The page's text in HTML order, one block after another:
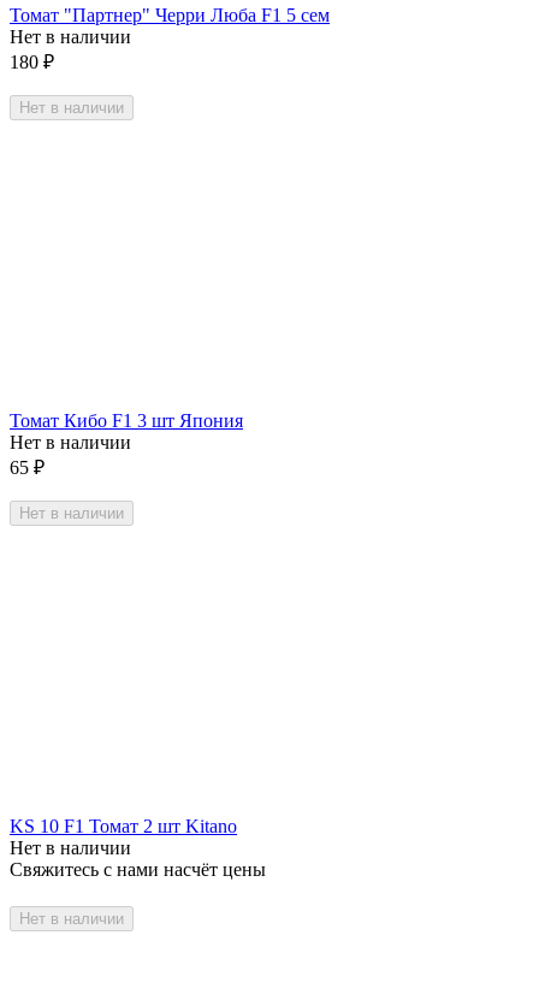
Томат "Партнер" Черри Люба F1 5 сем
Нет в наличии
180 ₽
Нет в наличии
Томат Кибо F1 3 шт Япония
Нет в наличии
65 ₽
Нет в наличии
KS 10 F1 Томат 2 шт Kitano
Нет в наличии
Свяжитесь с нами насчёт цены
Нет в наличии